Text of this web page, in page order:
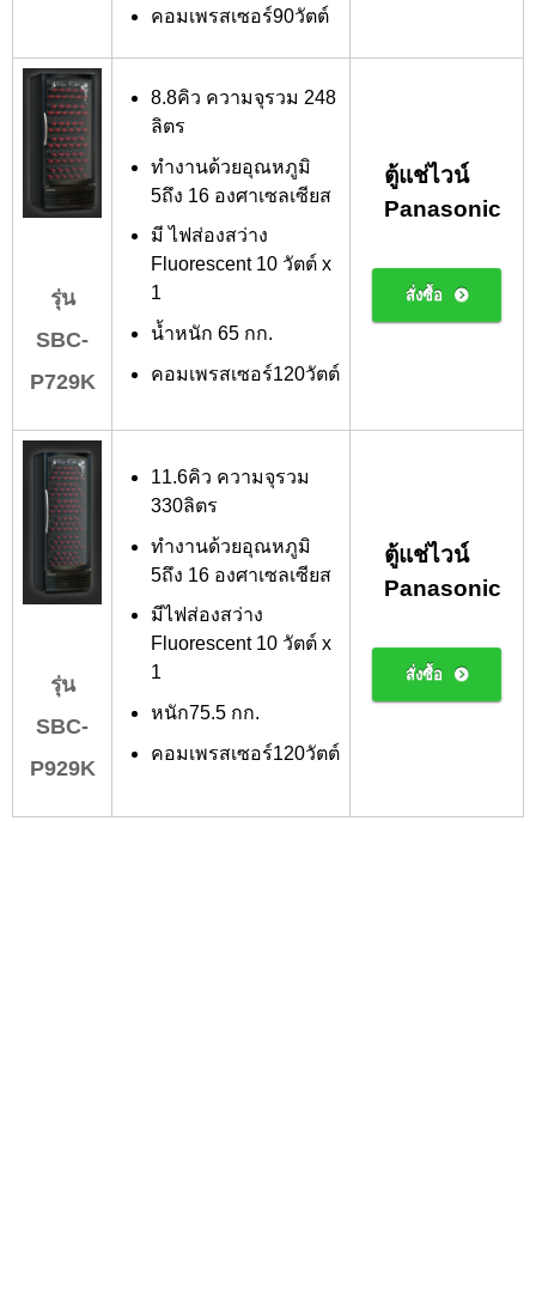
คอมเพรสเซอร์90วัตต์
รุ่น
SBC-
P729K
8.8คิว ความจุรวม 248
ลิตร
ทำงานด้วยอุณหภูมิ
5ถึง 16 องศาเซลเซียส
มี ไฟส่องสว่าง
Fluorescent 10 วัตต์ x
1
น้ำหนัก 65 กก.
คอมเพรสเซอร์120วัตต์
ตู้แช่ไวน์
Panasonic
สั่งซื้อ
รุ่น
SBC-
P929K
11.6คิว ความจุรวม
330ลิตร
ทำงานด้วยอุณหภูมิ
5ถึง 16 องศาเซลเซียส
มีไฟส่องสว่าง
Fluorescent 10 วัตต์ x
1
หนัก75.5 กก.
คอมเพรสเซอร์120วัตต์
ตู้แช่ไวน์
Panasonic
สั่งซื้อ